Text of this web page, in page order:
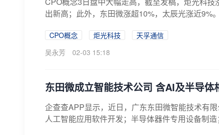
出新高；此外，东田微涨超10%，太辰光涨近9%
CPO概念 炬光科技
天孚通信
吴永芳
02-03 15:18
东田微成立智能技术公司 含AI及半导体
企查查APP显示，近日，广东东田微智能技术有
人工智能应用软件开发；半导体器件专用设备制